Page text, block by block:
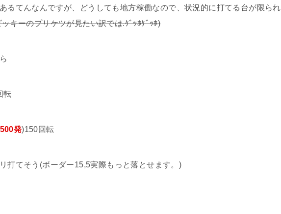
るてんなんですが、どうしても地方稼働なので、状況的に打てる台が限られ
キーのプリケツが見たい訳では.ｹﾞｯﾎｹﾞｯﾎ)
転
発)150回転
打てそう(ボーダー15,5実際もっと落とせます。)